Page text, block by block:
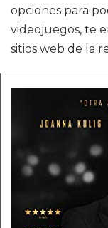
opciones para
videojuegos, te
sitios web de la